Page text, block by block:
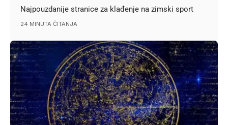
Najpouzdanije stranice za klađenje na zimski sport
24 MINUTA ČITANJA